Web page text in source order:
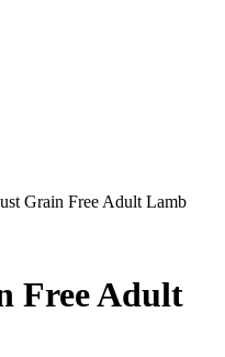
Grain Free Adult Lamb
Free Adult